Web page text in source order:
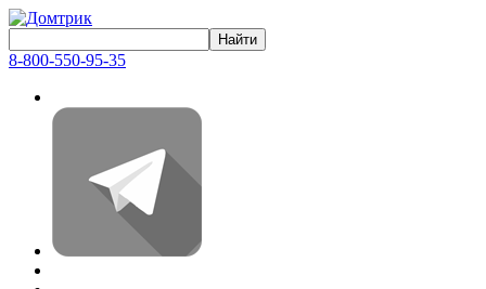
8-800-550-95-35